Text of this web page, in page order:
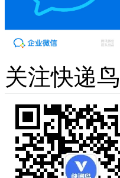
关注快递鸟